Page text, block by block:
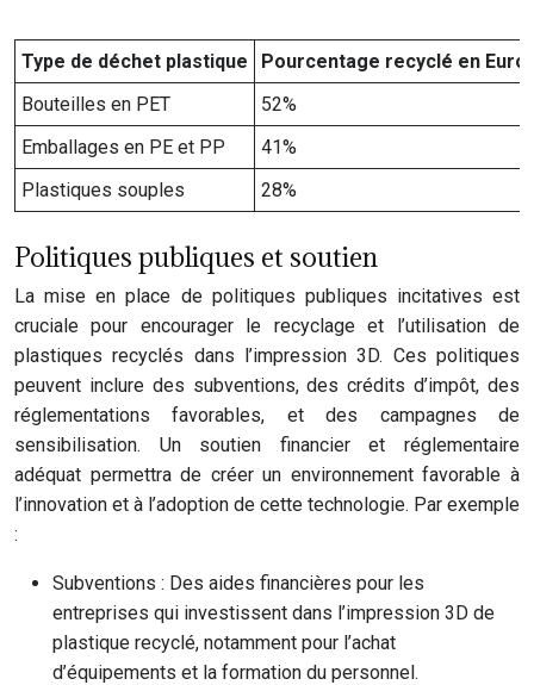
Type de déchet plastique
Pourcentage recyclé en
Bouteilles en PET
52%
Emballages en PE et PP
41%
Plastiques souples
28%
Politiques publiques et soutien
La mise en place de politiques publiques incitatives est
cruciale pour encourager le recyclage et l’utilisation de
plastiques recyclés dans l’impression 3D. Ces politiques
peuvent inclure des subventions, des crédits d’impôt, des
réglementations favorables, et des campagnes de
sensibilisation. Un soutien financier et réglementaire
adéquat permettra de créer un environnement favorable à
l’innovation et à l’adoption de cette technologie. Par exemple
:
Subventions : Des aides financières pour les
entreprises qui investissent dans l’impression 3D de
plastique recyclé, notamment pour l’achat
d’équipements et la formation du personnel.